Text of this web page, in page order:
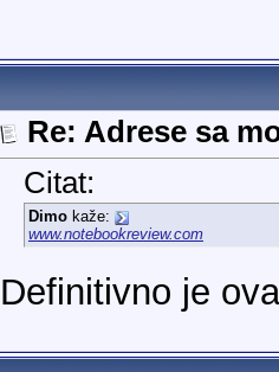
Re: Adrese sa
Citat:
Dimokaže:
www.notebookreview.com
Definitivno je